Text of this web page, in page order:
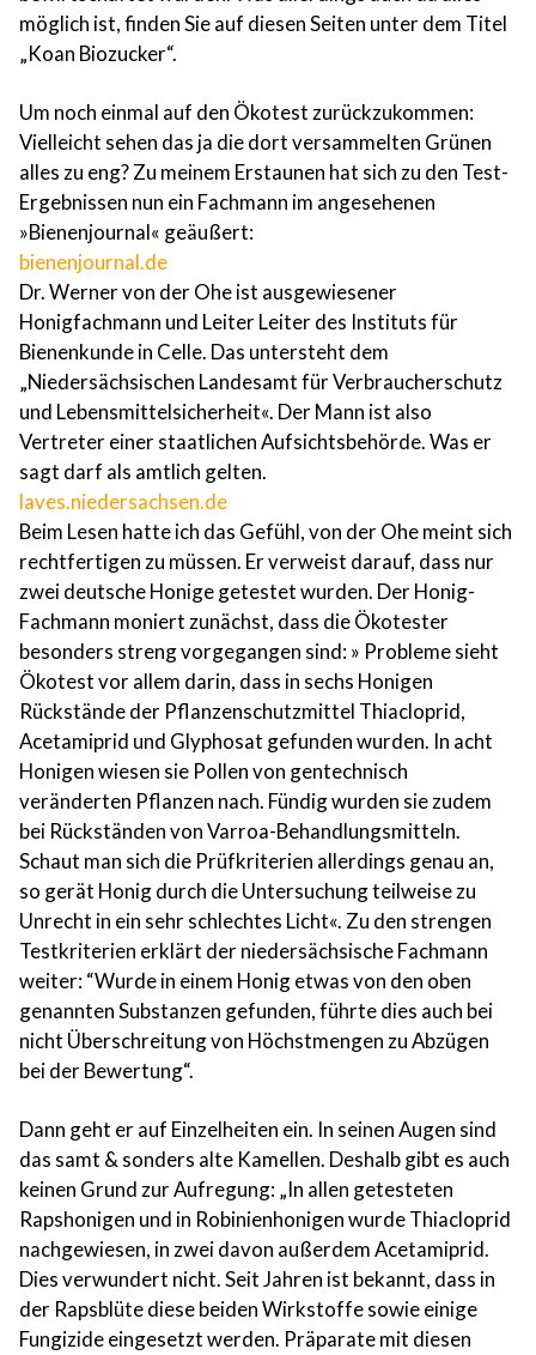
möglich ist, finden Sie auf diesen Seiten unter dem Titel
„Koan Biozucker“.
Um noch einmal auf den Ökotest zurückzukommen:
Vielleicht sehen das ja die dort versammelten Grünen
alles zu eng? Zu meinem Erstaunen hat sich zu den Test-
Ergebnissen nun ein Fachmann im angesehenen
»Bienenjournal« geäußert:
bienenjournal.de
Dr. Werner von der Ohe ist ausgewiesener
Honigfachmann und Leiter Leiter des Instituts für
Bienenkunde in Celle. Das untersteht dem
„Niedersächsischen Landesamt für Verbraucherschutz
und Lebensmittelsicherheit«. Der Mann ist also
Vertreter einer staatlichen Aufsichtsbehörde. Was er
sagt darf als amtlich gelten.
laves.niedersachsen.de
Beim Lesen hatte ich das Gefühl, von der Ohe meint sich
rechtfertigen zu müssen. Er verweist darauf, dass nur
zwei deutsche Honige getestet wurden. Der Honig-
Fachmann moniert zunächst, dass die Ökotester
besonders streng vorgegangen sind: » Probleme sieht
Ökotest vor allem darin, dass in sechs Honigen
Rückstände der Pflanzenschutzmittel Thiacloprid,
Acetamiprid und Glyphosat gefunden wurden. In acht
Honigen wiesen sie Pollen von gentechnisch
veränderten Pflanzen nach. Fündig wurden sie zudem
bei Rückständen von Varroa-Behandlungsmitteln.
Schaut man sich die Prüfkriterien allerdings genau an,
so gerät Honig durch die Untersuchung teilweise zu
Unrecht in ein sehr schlechtes Licht«. Zu den strengen
Testkriterien erklärt der niedersächsische Fachmann
weiter: “Wurde in einem Honig etwas von den oben
genannten Substanzen gefunden, führte dies auch bei
nicht Überschreitung von Höchstmengen zu Abzügen
bei der Bewertung“.
Dann geht er auf Einzelheiten ein. In seinen Augen sind
das samt & sonders alte Kamellen. Deshalb gibt es auch
keinen Grund zur Aufregung: „In allen getesteten
Rapshonigen und in Robinienhonigen wurde Thiacloprid
nachgewiesen, in zwei davon außerdem Acetamiprid.
Dies verwundert nicht. Seit Jahren ist bekannt, dass in
der Rapsblüte diese beiden Wirkstoffe sowie einige
Fungizide eingesetzt werden. Präparate mit diesen